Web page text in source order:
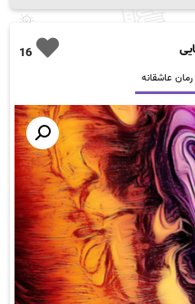
16
رمان عاشقانه